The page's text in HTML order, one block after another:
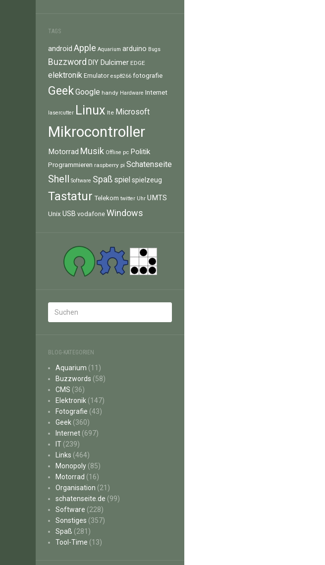
TAGS
android Apple Aquarium arduino Bugs
Buzzword DIY Dulcimer EDGE
elektronik Emulator esp8266 fotografie
GeekGoogle handy Hardware Internet
lasercutter Linux lte Microsoft
Mikrocontroller
Motorrad Musik Offline pc Politik
Programmieren raspberry pi Schatenseite
Shell Software Spaß spiel spielzeug
Tastatur Telekom twitter Uhr UMTS
Unix USB vodafone Windows
BLOG-KATEGORIEN
Aquarium (11)
Buzzwords (58)
CMS (36)
Elektronik (147)
Fotografie (43)
Geek (360)
Internet (697)
IT (239)
Links (464)
Monopoly (85)
Motorrad (16)
Organisation (21)
schatenseite.de (99)
Software (228)
Sonstiges (357)
Spaß (281)
Tool-Time (13)